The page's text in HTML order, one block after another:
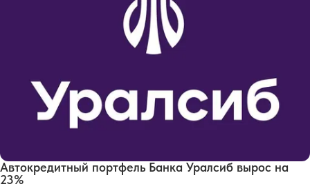
Автокредитный портфель Банка Уралсиб вырос на
23%